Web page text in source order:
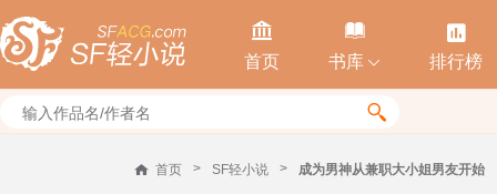

首页

书库 

排行榜

首页 > SF轻小说 > 成为男神从兼职大小姐男友开始